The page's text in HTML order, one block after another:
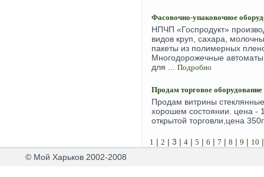
Фасовочно-упаковочное
НПЧП «Госпродукт»
видов круп, сахара,
пакеты из полимерных
Многодорожечные
для ... Подробно
Продам торговое оборудование
Продам витрины
хорошем состоянии. цена -
открытой торговли,цена
1 | 2 | 3 | 4 | 5 | 6 | 7 | 8 | 9 | 10
© Мой Харьков 2002-2008